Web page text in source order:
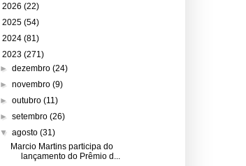
2026 (22)
2025 (54)
2024 (81)
2023 (271)
►dezembro(24)
►novembro(9)
►outubro(11)
►setembro(26)
▼agosto(31)
Marcio Martins participa do
lançamento do Prêmio d...